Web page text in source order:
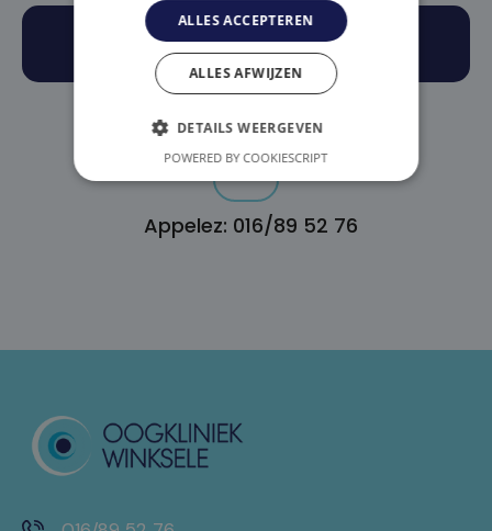
PRENEZ RENDEZ-VOUS
Appelez: 016/89 52 76
ALLES ACCEPTEREN
ALLES AFWIJZEN
DETAILS WEERGEVEN
POWERED BY COOKIESCRIPT